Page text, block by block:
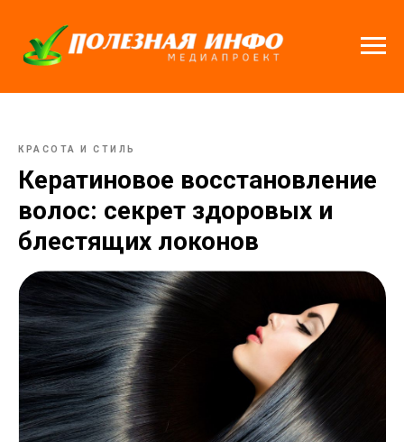
КРАСОТА И СТИЛЬ
Кератиновое восстановление
волос: секрет здоровых и
блестящих локонов